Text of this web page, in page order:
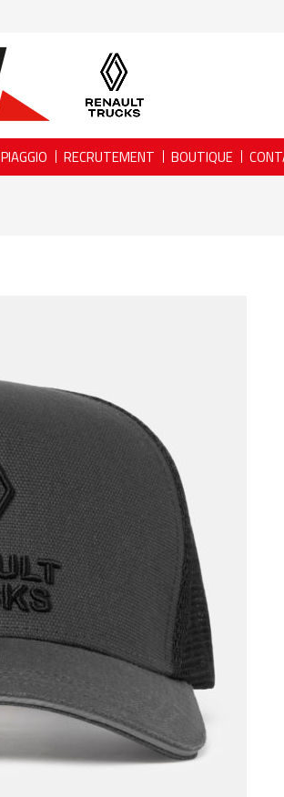
PIAGGIO RECRUTEMENT BOUTIQUE